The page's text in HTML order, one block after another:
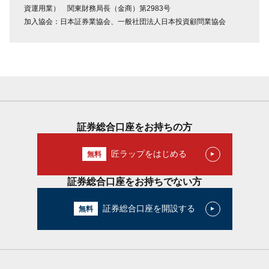
資運用業） 関東財務局長（金商）第2983号
加入協会：日本証券業協会、一般社団法人日本投資顧問業協会
証券総合口座をお持ちの方
匠ラップをはじめる
証券総合口座をお持ちでない方
証券総合口座を開設する